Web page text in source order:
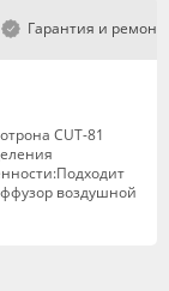
Гарантия и ремонт
CUT-81
воздушной